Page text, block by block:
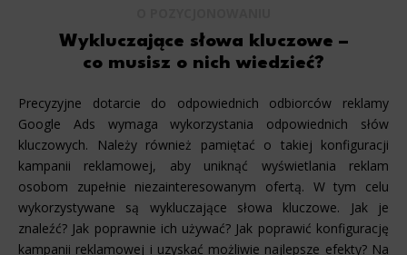
Wykluczające słowa kluczowe –
co musisz o nich wiedzieć?
Precyzyjne dotarcie do odpowiednich odbiorców reklamy
Google Ads wymaga wykorzystania odpowiednich słów
kluczowych. Należy również pamiętać o takiej konfiguracji
kampanii reklamowej, aby uniknąć wyświetlania reklam
osobom zupełnie niezainteresowanym ofertą. W tym celu
wykorzystywane są wykluczające słowa kluczowe. Jak je
znaleźć? Jak poprawnie ich używać? Jak poprawić konfigurację
kampanii reklamowej i uzyskać możliwie najlepsze efekty? Na